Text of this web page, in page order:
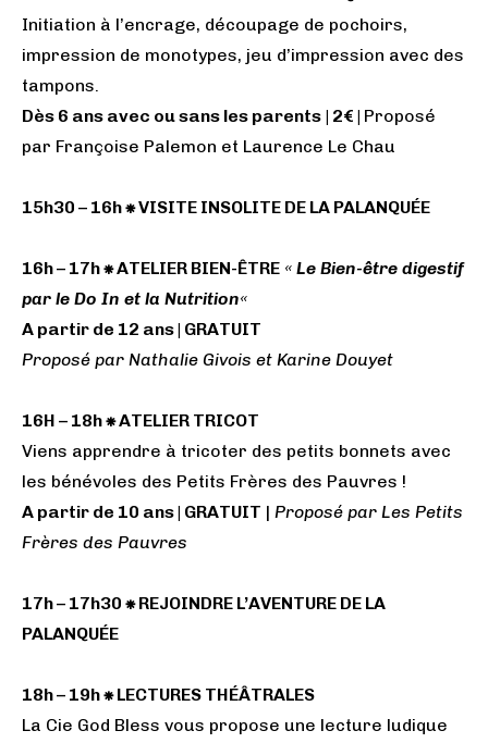
Initiation à l’encrage, découpage de pochoirs,
impression de monotypes, jeu d’impression avec des
tampons.
Dès 6 ans avec ou sans les parents | 2€ | Proposé
par Françoise Palemon et Laurence Le Chau
15h30 – 16h ⁕ VISITE INSOLITE DE LA PALANQUÉE
16h – 17h ⁕ ATELIER BIEN-ÊTRE « Le Bien-être digestif
par le Do In et la Nutrition«
A partir de 12 ans | GRATUIT
Proposé par Nathalie Givois et Karine Douyet
16H – 18h ⁕ ATELIER TRICOT
Viens apprendre à tricoter des petits bonnets avec
les bénévoles des Petits Frères des Pauvres !
A partir de 10 ans | GRATUIT | Proposé par Les Petits
Frères des Pauvres
17h – 17h30 ⁕ REJOINDRE L’AVENTURE DE LA
PALANQUÉE
18h – 19h ⁕ LECTURES THÉÂTRALES
La Cie God Bless vous propose une lecture ludique